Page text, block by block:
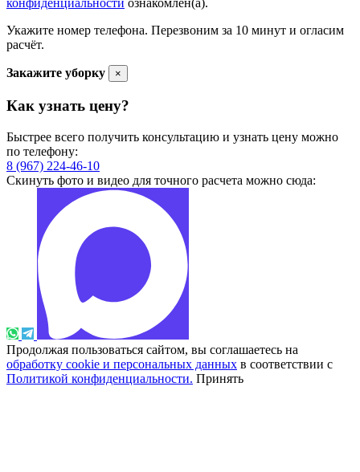
конфиденциальности ознакомлен(а).
Укажите номер телефона. Перезвоним за 10 минут и огласим
расчёт.
Закажите уборку ×
Как узнать цену?
Быстрее всего получить консультацию и узнать цену можно
по телефону:
8 (967) 224-46-10
Скинуть фото и видео для точного расчета можно сюда:
Продолжая пользоваться сайтом, вы соглашаетесь на
обработку cookie и персональных данных в соответствии с
Политикой конфиденциальности. Принять